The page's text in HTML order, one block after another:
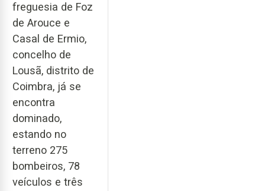
freguesia de Foz
de Arouce e
Casal de Ermio,
concelho de
Lousã, distrito de
Coimbra, já se
encontra
dominado,
estando no
terreno 275
bombeiros, 78
veículos e três